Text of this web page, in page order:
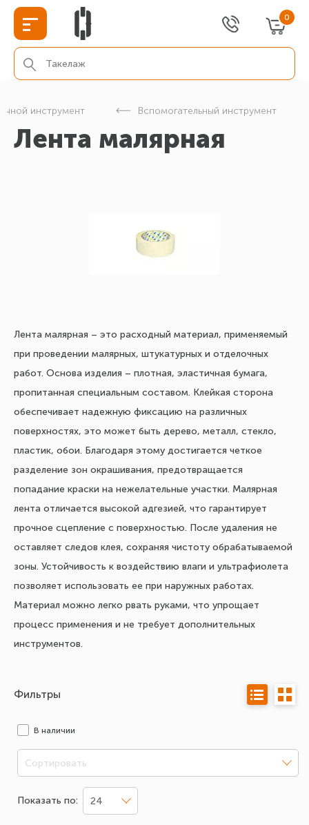
0
инструмент Вспомогательный инструмент
Лента малярная
Лента малярная – это расходный материал, применяемый
при проведении малярных, штукатурных и отделочных
работ. Основа изделия – плотная, эластичная бумага,
пропитанная специальным составом. Клейкая сторона
обеспечивает надежную фиксацию на различных
поверхностях, это может быть дерево, металл, стекло,
пластик, обои. Благодаря этому достигается четкое
разделение зон окрашивания, предотвращается
попадание краски на нежелательные участки. Малярная
лента отличается высокой адгезией, что гарантирует
прочное сцепление с поверхностью. После удаления не
оставляет следов клея, сохраняя чистоту обрабатываемой
зоны. Устойчивость к воздействию влаги и ультрафиолета
позволяет использовать ее при наружных работах.
Материал можно легко рвать руками, что упрощает
процесс применения и не требует дополнительных
инструментов.
Фильтры
В наличии
Сортировать
Показать по: 24